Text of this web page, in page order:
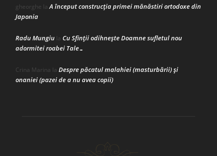
gheorghe laA început construcţia primei mănăstiri ortodoxe din
Japonia
Radu Mungiu la Cu Sfinții odihnește Doamne sufletul nou
adormitei roabei Tale…
Crina Marina la Despre păcatul malahiei (masturbării) şi
onaniei (pazei de a nu avea copii)